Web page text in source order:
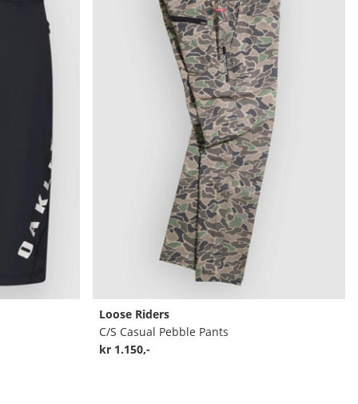
Loose Riders
C/S Casual Pebble Pants
kr 1.150,-